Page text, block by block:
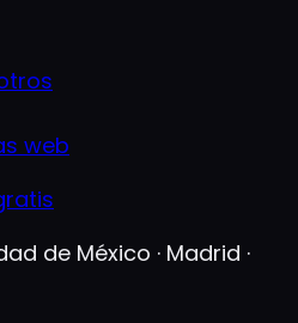
web
de México · Madrid ·